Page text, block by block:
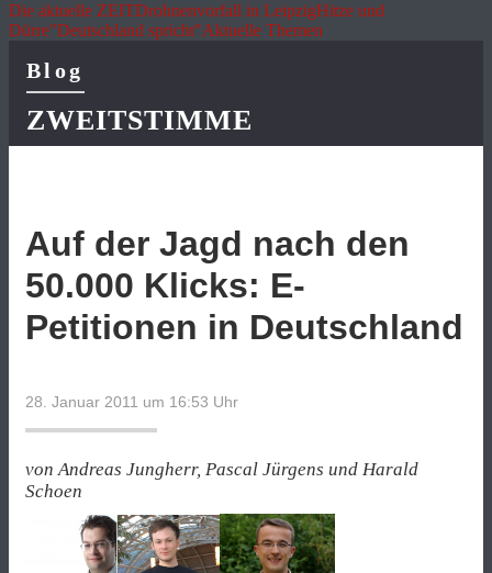
Die aktuelle ZEITDrohnenvorfall in LeipzigHitze und
Dürre"Deutschland spricht"Aktuelle Themen
Blog
ZWEITSTIMME
Auf der Jagd nach den
50.000 Klicks: E-
Petitionen in Deutschland
28. Januar 2011 um 16:53 Uhr
von Andreas Jungherr, Pascal Jürgens und Harald
Schoen